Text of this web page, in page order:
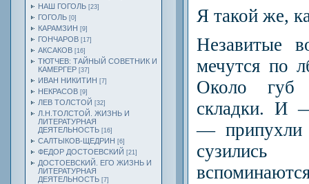
НАШ ГОГОЛЬ [23]
ГОГОЛЬ [0]
КАРАМЗИН [9]
ГОНЧАРОВ [17]
АКСАКОВ [16]
ТЮТЧЕВ: ТАЙНЫЙ СОВЕТНИК И
КАМЕРГЕР [37]
ИВАН НИКИТИН [7]
НЕКРАСОВ [9]
ЛЕВ ТОЛСТОЙ [32]
Л.Н.ТОЛСТОЙ. ЖИЗНЬ И
ЛИТЕРАТУРНАЯ
ДЕЯТЕЛЬНОСТЬ [16]
САЛТЫКОВ-ЩЕДРИН [6]
ФЕДОР ДОСТОЕВСКИЙ [21]
ДОСТОЕВСКИЙ. ЕГО ЖИЗНЬ И
ЛИТЕРАТУРНАЯ
ДЕЯТЕЛЬНОСТЬ [7]
Я такой же,
Незавитые
мечутся по
Около губ
складки. И
— припухли
сузились